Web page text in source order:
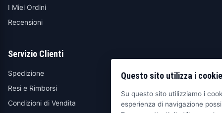
I Miei Ordini
Recensioni
Servizio Clienti
Spedizione
Resi e Rimborsi
Condizioni di Vendita
Questo sito utilizza i cookie
Su questo sito utilizziamo i
esperienza di navigazione